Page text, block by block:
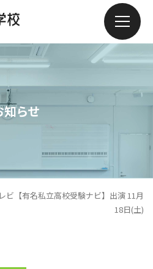
知らせ
ビ【有名私立高校受験ナビ】出演 11月
18日(土)